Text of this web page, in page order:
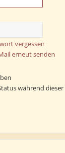
vergessen
erneut senden
während